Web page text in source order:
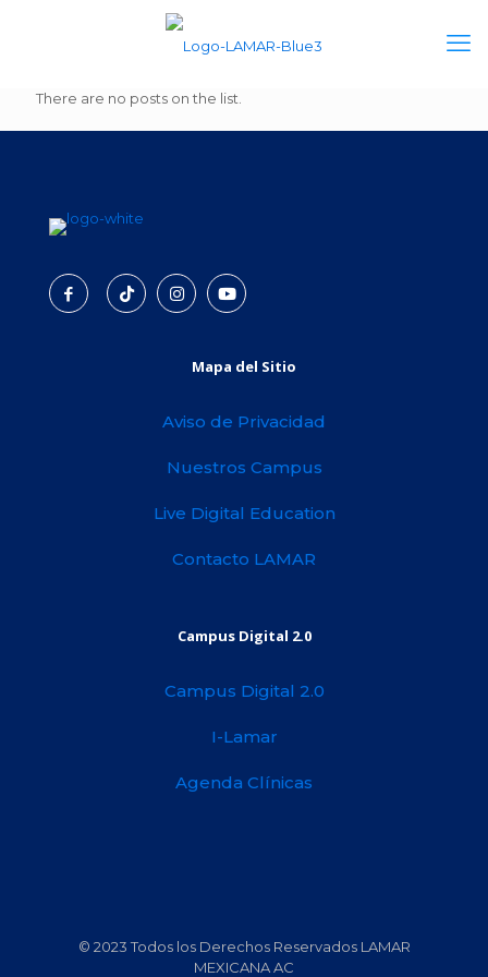
There are no posts on the list.
Mapa del Sitio
Aviso de Privacidad
Nuestros Campus
Live Digital Education
Contacto LAMAR
Campus Digital 2.0
Campus Digital 2.0
I-Lamar
Agenda Clínicas
© 2023 Todos los Derechos Reservados LAMAR
MEXICANA AC